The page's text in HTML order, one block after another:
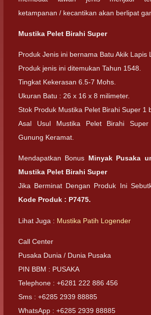
ketampanan / kecantikan akan berlipat
Mustika Pelet Birahi Super
Produk Jenis ini bernama Batu Akik Lapis
Produk jenis ini ditemukan Tahun 1548.
Tingkat Kekerasan 6.5-7 Mohs.
Ukuran Batu : 26 x 16 x 8 milimeter.
Stok Produk Mustika Pelet Birahi Super 1
Asal Usul Mustika Pelet Birahi Super
Gunung Keramat.
Mendapatkan Bonus Minyak Pusaka
Mustika Pelet Birahi Super
Jika Berminat Dengan Produk Ini
Kode Produk : P7475.
Lihat Juga : Mustika Patih Logender
Call Center
Pusaka Dunia / Dunia Pusaka
PIN BBM : PUSAKA
Telephone : +6281 222 886 456
Sms : +6285 2939 88885
WhatsApp : +6285 2939 88885